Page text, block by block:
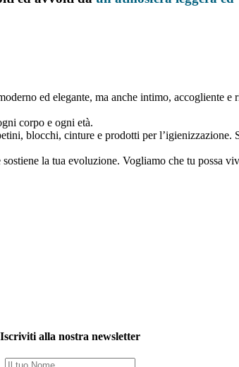
ed elegante, ma anche intimo, accogliente
corpo e ogni età.
blocchi, cinture e prodotti per
la tua evoluzione. Vogliamo che tu
Iscriviti alla nostra newsletter